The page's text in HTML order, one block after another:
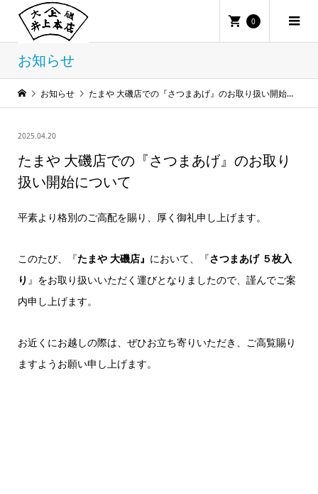
0
お知らせ
お知らせ たまや 大磯店での『さつまあげ』のお取り扱い開始について
2025.04.20
たまや 大磯店での『さつまあげ』のお取り
扱い開始について
平素より格別のご高配を賜り、厚く御礼申し上げます。
このたび、『たまや 大磯店』 において、『さつまあげ ５枚入
り 』をお取り扱いいただく運びとなりましたので、謹んでご案
内申し上げます。
お近くにお越しの際は、ぜひお立ち寄りいただき、ご高覧賜り
ますようお願い申し上げます。